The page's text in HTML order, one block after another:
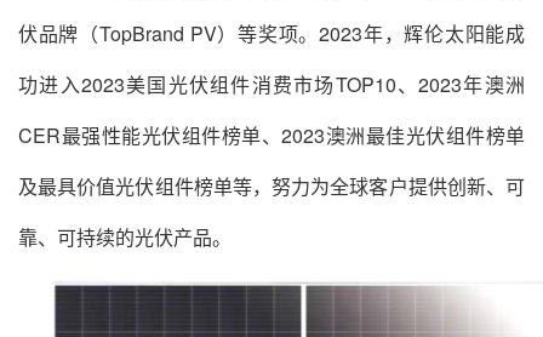
伏品牌（TopBrand PV）等奖项。2023年，辉伦太阳能成
功进入2023美国光伏组件消费市场TOP10、2023年澳洲
CER最强性能光伏组件榜单、2023澳洲最佳光伏组件榜单
及最具价值光伏组件榜单等，努力为全球客户提供创新、可
靠、可持续的光伏产品。